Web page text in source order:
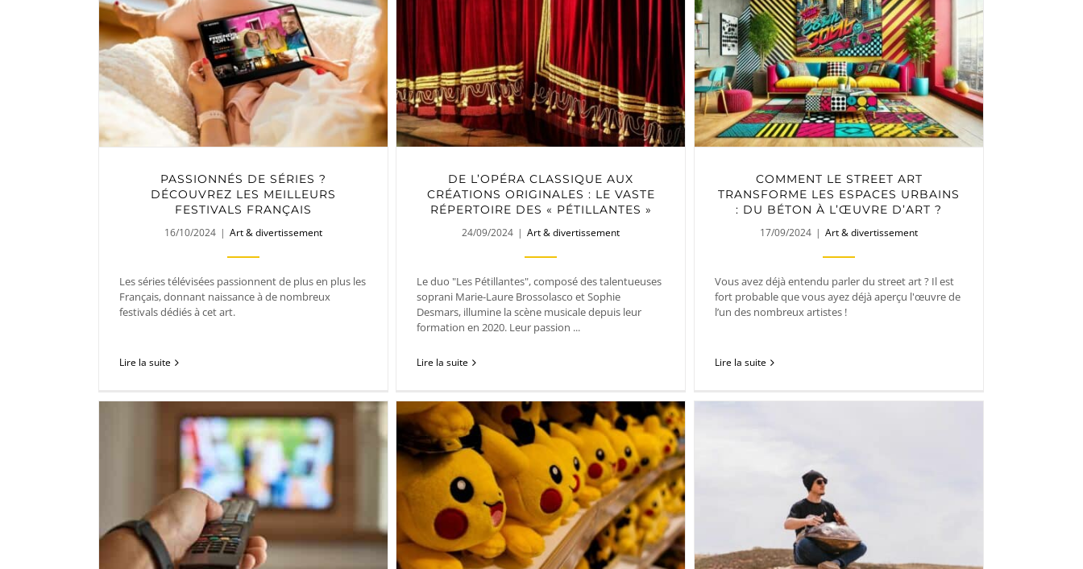
PASSIONNÉS DE SÉRIES ?
DÉCOUVREZ LES MEILLEURS
FESTIVALS FRANÇAIS
16/10/2024 | Art & divertissement
Les séries télévisées passionnent de plus en plus les
Français, donnant naissance à de nombreux
festivals dédiés à cet art.
Lire la suite
DE L’OPÉRA CLASSIQUE AUX
CRÉATIONS ORIGINALES : LE VASTE
RÉPERTOIRE DES « PÉTILLANTES »
24/09/2024 | Art & divertissement
Le duo "Les Pétillantes", composé des talentueuses
soprani Marie-Laure Brossolasco et Sophie
Desmars, illumine la scène musicale depuis leur
formation en 2020. Leur passion ...
Lire la suite
COMMENT LE STREET ART
TRANSFORME LES ESPACES URBAINS
: DU BÉTON À L’ŒUVRE D’ART ?
17/09/2024 | Art & divertissement
Vous avez déjà entendu parler du street art ? Il est
fort probable que vous ayez déjà aperçu l'œuvre de
l’un des nombreux artistes !
Lire la suite